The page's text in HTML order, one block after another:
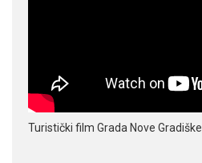
Turistički film Grada Nove Gradiške